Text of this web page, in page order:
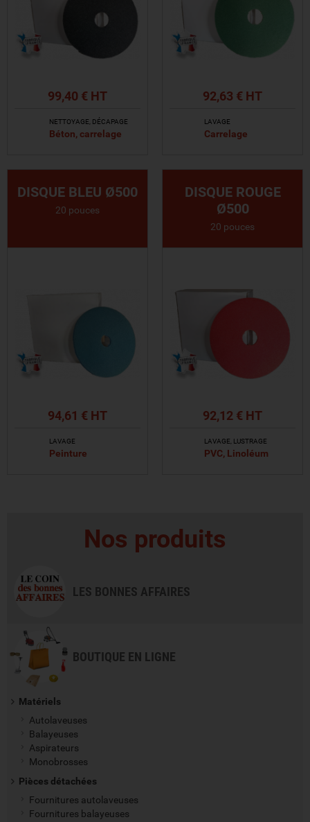
99,40 € HT
NETTOYAGE, DÉCAPAGE
Béton, carrelage
92,63 € HT
LAVAGE
Carrelage
DISQUE BLEU Ø500
20 pouces
94,61 € HT
LAVAGE
Peinture
DISQUE ROUGE
Ø500
20 pouces
92,12 € HT
LAVAGE, LUSTRAGE
PVC, Linoléum
Nos produits
LES BONNES AFFAIRES
BOUTIQUE EN LIGNE
Matériels
Autolaveuses
Balayeuses
Aspirateurs
Monobrosses
Pièces détachées
Fournitures autolaveuses
Fournitures balayeuses